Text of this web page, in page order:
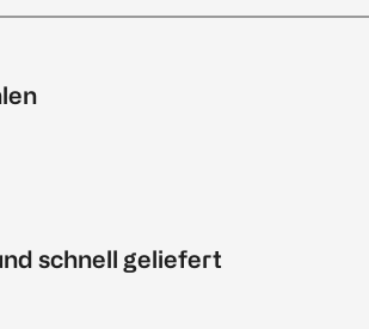
schnell geliefert